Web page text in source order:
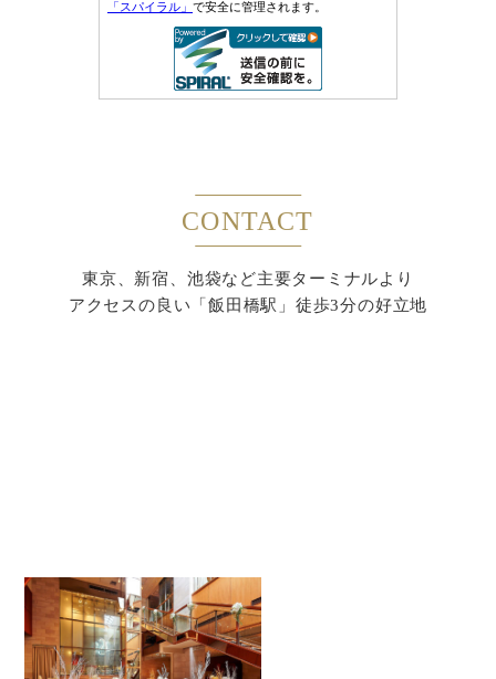
CONTACT
東京、新宿、池袋など主要ターミナルより
アクセスの良い「飯田橋駅」徒歩3分の好立地